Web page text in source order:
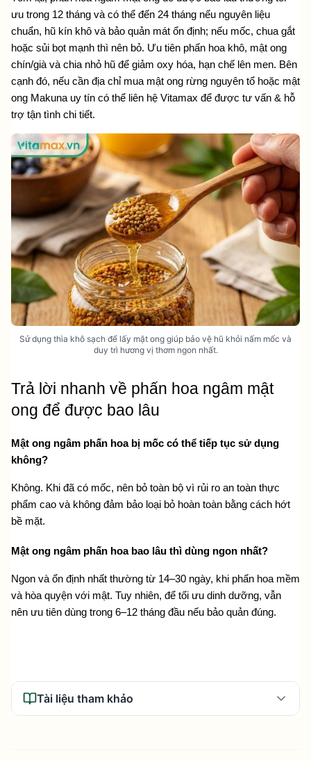
ưu trong 12 tháng và có thể đến 24 tháng nếu nguyên liệu
chuẩn, hũ kín khô và bảo quản mát ổn định; nếu mốc, chua gắt
hoặc sủi bọt mạnh thì nên bỏ. Ưu tiên phấn hoa khô, mật ong
chín/già và chia nhỏ hũ để giảm oxy hóa, hạn chế lên men. Bên
cạnh đó, nếu cần địa chỉ mua mật ong rừng nguyên tổ hoặc mật
ong Makuna uy tín có thể liên hệ Vitamax để được tư vấn & hỗ
trợ tận tình chi tiết.
Sử dụng thìa khô sạch để lấy mật ong giúp bảo vệ hũ khỏi nấm mốc và
duy trì hương vị thơm ngon nhất.
Trả lời nhanh về phấn hoa ngâm mật
ong để được bao lâu
Mật ong ngâm phấn hoa bị mốc có thể tiếp tục sử dụng
không?
Không. Khi đã có mốc, nên bỏ toàn bộ vì rủi ro an toàn thực
phẩm cao và không đảm bảo loại bỏ hoàn toàn bằng cách hớt
bề mặt.
Mật ong ngâm phấn hoa bao lâu thì dùng ngon nhất?
Ngon và ổn định nhất thường từ 14–30 ngày, khi phấn hoa mềm
và hòa quyện với mật. Tuy nhiên, để tối ưu dinh dưỡng, vẫn
nên ưu tiên dùng trong 6–12 tháng đầu nếu bảo quản đúng.
Tài liệu tham khảo